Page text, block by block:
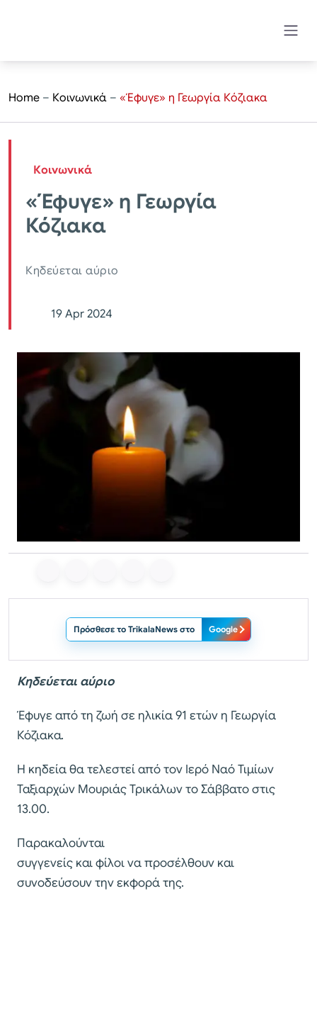
Home – Κοινωνικά – «Έφυγε» η Γεωργία Κόζιακα
Κοινωνικά
«Έφυγε» η Γεωργία
Κόζιακα
Κηδεύεται αύριο
19 Apr 2024
Πρόσθεσε το TrikalaNews στο Google
Κηδεύεται αύριο
Έφυγε από τη ζωή σε ηλικία 91 ετών η Γεωργία
Κόζιακα.
Η κηδεία θα τελεστεί από τον Ιερό Ναό Τιμίων
Ταξιαρχών Μουριάς Τρικάλων το Σάββατο στις
13.00.
Παρακαλούνται
συγγενείς και φίλοι να προσέλθουν και
συνοδεύσουν την εκφορά της.